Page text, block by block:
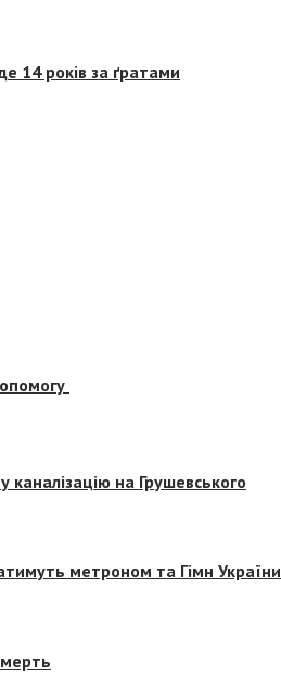
14 років за ґратами
на Грушевського
метроном та Гімн України